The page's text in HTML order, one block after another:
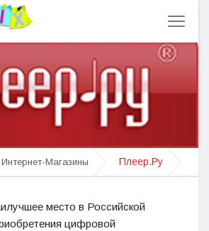
Интернет-Магазины Плеер.Ру
место в Российской
цифровой